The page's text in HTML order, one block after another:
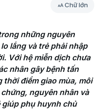
Chữ lớn
Chữ lớn
những nguyên
lắng và trẻ phải nhập
Với hệ miễn dịch chưa
nhân gây bệnh tấn
điểm giao mùa, môi
nguyên nhân và
giúp phụ huynh chủ